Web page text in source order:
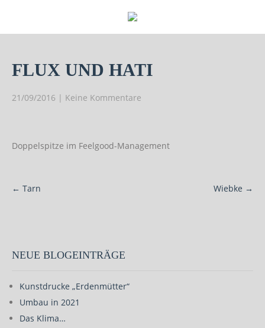
FLUX UND HATI
21/09/2016 | Keine Kommentare
Doppelspitze im Feelgood-Management
Post
navigation
← Tarn Wiebke →
NEUE BLOGEINTRÄGE
Kunstdrucke „Erdenmütter“
Umbau in 2021
Das Klima…